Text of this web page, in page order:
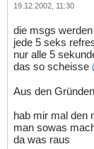
19.12.2002, 11:30
die msgs
jede 5 seks
nur alle 5
das so scheisse
Aus den
hab mir mal den
man sowas
da was raus